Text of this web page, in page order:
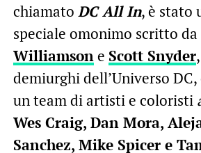
chiamato DC All In, è stato
speciale omonimo scritto da
Williamsone Scott Snyder
demiurghi dell’Universo
un team di artisti e coloristi
Wes Craig, Dan Mora,
Sanchez, Mike Spicer e